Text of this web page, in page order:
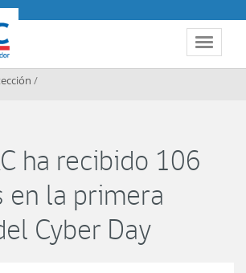
Toggle
/
compartir
ha recibido 106
en la primera
Cyber Day